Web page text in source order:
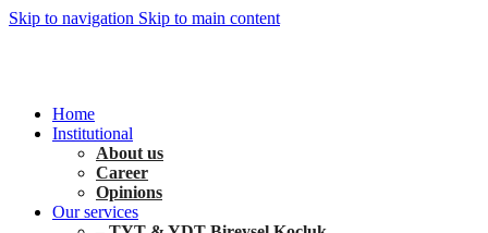
Skip to navigation Skip to main content
Home
Institutional
About us
Career
Opinions
Our services